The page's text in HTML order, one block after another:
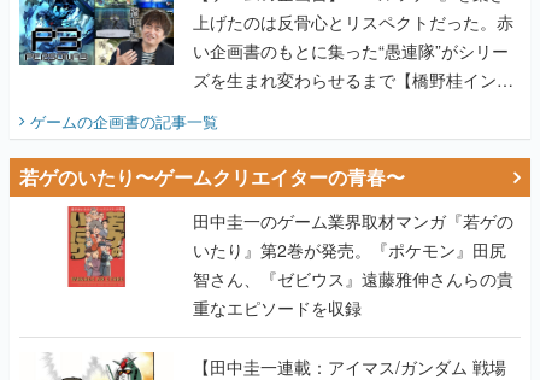
上げたのは反骨心とリスペクトだった。赤
い企画書のもとに集った“愚連隊”がシリー
ズを生まれ変わらせるまで【橋野桂インタ
ゲームの企画書の記事一覧
若ゲのいたり〜ゲームクリエイターの青春〜
田中圭一のゲーム業界取材マンガ『若ゲの
いたり』第2巻が発売。『ポケモン』田尻
智さん、『ゼビウス』遠藤雅伸さんらの貴
重なエピソードを収録
【田中圭一連載：アイマス/ガンダム 戦場